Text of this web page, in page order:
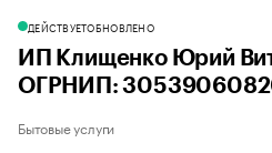
ДЕЙСТВУЕТОБНОВЛЕНО
ИП Клищенко Юрий
ОГРНИП:
Бытовые услуги